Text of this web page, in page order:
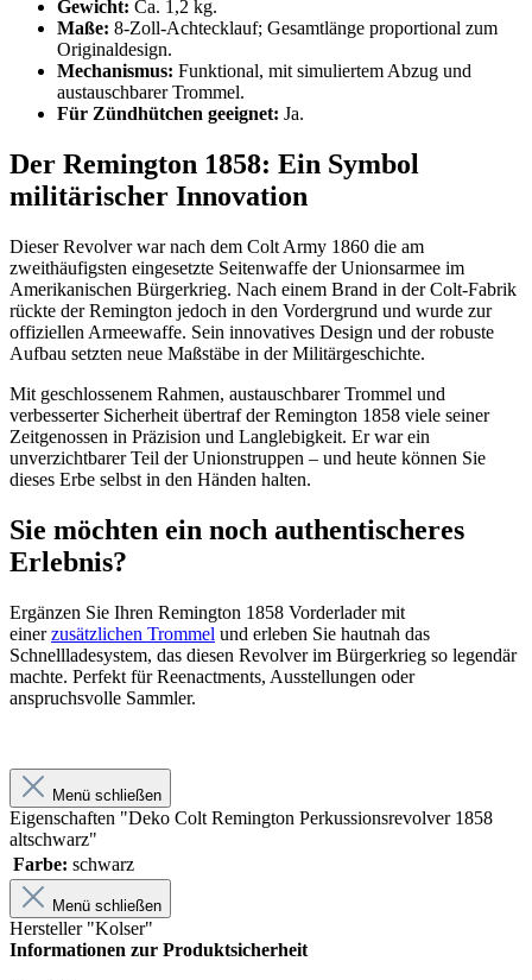
Gewicht: Ca. 1,2 kg.
Maße: 8-Zoll-Achtecklauf; Gesamtlänge proportional zum
Originaldesign.
Mechanismus: Funktional, mit simuliertem Abzug und
austauschbarer Trommel.
Für Zündhütchen geeignet: Ja.
Der Remington 1858: Ein Symbol
militärischer Innovation
Dieser Revolver war nach dem Colt Army 1860 die am
zweithäufigsten eingesetzte Seitenwaffe der Unionsarmee im
Amerikanischen Bürgerkrieg. Nach einem Brand in der Colt-Fabrik
rückte der Remington jedoch in den Vordergrund und wurde zur
offiziellen Armeewaffe. Sein innovatives Design und der robuste
Aufbau setzten neue Maßstäbe in der Militärgeschichte.
Mit geschlossenem Rahmen, austauschbarer Trommel und
verbesserter Sicherheit übertraf der Remington 1858 viele seiner
Zeitgenossen in Präzision und Langlebigkeit. Er war ein
unverzichtbarer Teil der Unionstruppen – und heute können Sie
dieses Erbe selbst in den Händen halten.
Sie möchten ein noch authentischeres
Erlebnis?
Ergänzen Sie Ihren Remington 1858 Vorderlader mit
einerzusätzlichen Trommel und erleben Sie hautnah das
Schnellladesystem, das diesen Revolver im Bürgerkrieg so legendär
machte. Perfekt für Reenactments, Ausstellungen oder
anspruchsvolle Sammler.
Menü schließen
Eigenschaften "Deko Colt Remington Perkussionsrevolver 1858
altschwarz"
Farbe: schwarz
Menü schließen
Hersteller "Kolser"
Informationen zur Produktsicherheit